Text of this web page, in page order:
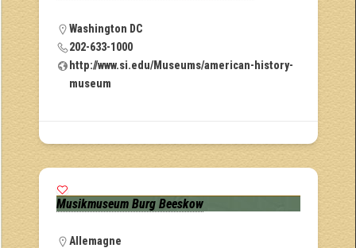
Washington DC
202-633-1000
http://www.si.edu/Museums/american-history-
museum
Musikmuseum Burg Beeskow
Allemagne